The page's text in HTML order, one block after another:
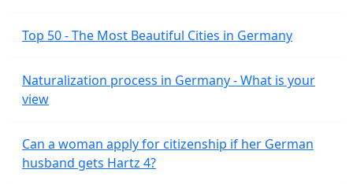
Top 50 - The Most Beautiful Cities in Germany
Naturalization process in Germany - What is your
view
Can a woman apply for citizenship if her German
husband gets Hartz 4?